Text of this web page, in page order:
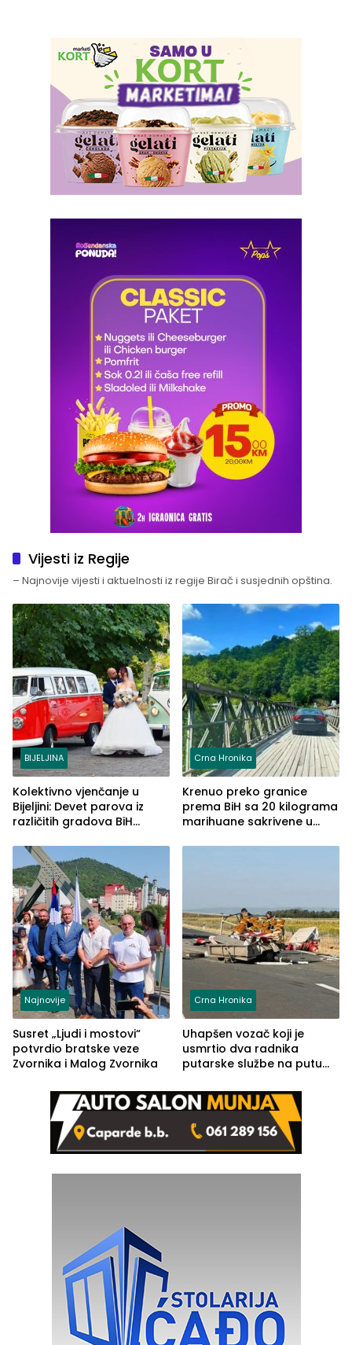
Vijesti iz Regije
– Najnovije vijesti i aktuelnosti iz regije Birač i susjednih opština.
BIJELJINA
Kolektivno vjenčanje u
Bijeljini: Devet parova iz
različitih gradova BiH
Crna Hronika
Krenuo preko granice
prema BiH sa 20 kilograma
marihuane sakrivene u
Najnovije
Susret „Ljudi i mostovi“
potvrdio bratske veze
Zvornika i Malog Zvornika
Crna Hronika
Uhapšen vozač koji je
usmrtio dva radnika
putarske službe na putu
(FOTO)